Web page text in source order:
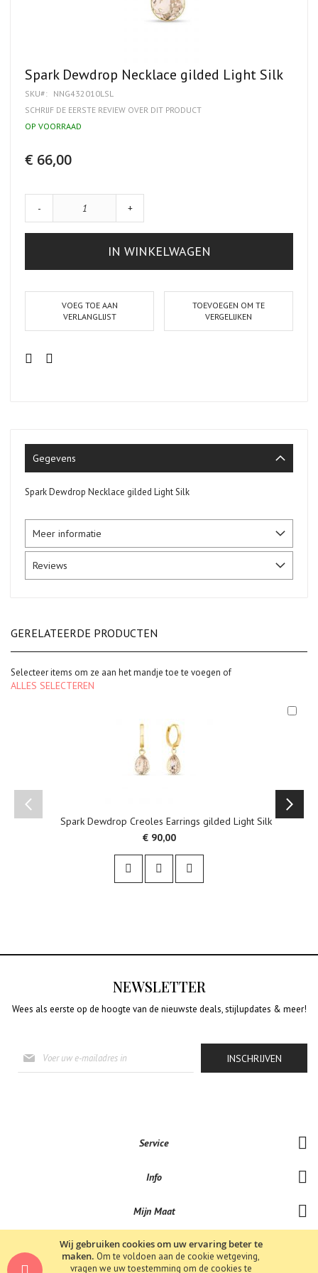
Wij gebruiken cookies om uw ervaring beter te
maken. Om te voldoen aan de cookie wetgeving,
vragen we uw toestemming om de cookies te
Ga
naar
het
begin
de
gallerij
Spark Dewdrop Necklace gilded Light Silk
SKU
NNG432010LSL
SCHRIJF DE EERSTE REVIEW OVER DIT PRODUCT
OP VOORRAAD
€ 66,00
- +
IN WINKELWAGEN
VOEG TOE AAN
VERLANGLIJST
TOEVOEGEN OM TE
VERGELIJKEN
Gegevens
Spark Dewdrop Necklace gilded Light Silk
Meer informatie
Reviews
GERELATEERDE PRODUCTEN
Selecteer items om ze aan het mandje toe te voegen of
ALLES SELECTEREN
Spark Dewdrop Creoles Earrings gilded Light Silk
€ 90,00
NEWSLETTER
Wees als eerste op de hoogte van de nieuwste deals, stijlupdates & meer!
u
op
INSCHRIJVEN
Service
Info
Mijn Maat